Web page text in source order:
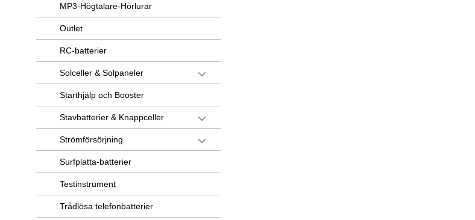
MP3-Högtalare-Hörlurar
Outlet
RC-batterier
Solceller & Solpaneler
Starthjälp och Booster
Stavbatterier & Knappceller
Strömförsörjning
Surfplatta-batterier
Testinstrument
Trådlösa telefonbatterier